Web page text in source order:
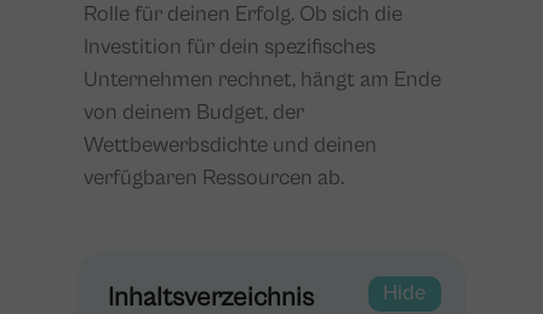
Rolle für deinen Erfolg. Ob sich die
Investition für dein spezifisches
Unternehmen rechnet, hängt am Ende
von deinem Budget, der
Wettbewerbsdichte und deinen
verfügbaren Ressourcen ab.
Hide
Show
Inhaltsverzeichnis